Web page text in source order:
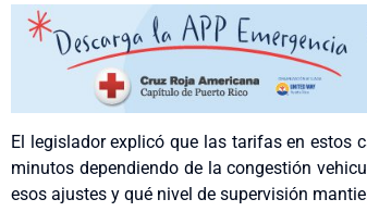
El legislador explicó que las tarifas en estos
minutos dependiendo de la congestión
esos ajustes y qué nivel de supervisión